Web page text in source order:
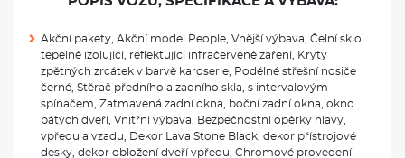
Akční pakety, Akční model People, Vnější výbava, Čelní sklo
tepelně izolující, reflektující infračervené záření, Kryty
zpětných zrcátek v barvě karoserie, Podélné střešní nosiče
černé, Stěrač předního a zadního skla, s intervalovým
spínačem, Zatmavená zadní okna, boční zadní okna, okno
pátých dveří, Vnitřní výbava, Bezpečnostní opěrky hlavy,
vpředu a vzadu, Dekor Lava Stone Black, dekor přístrojové
desky, dekor obložení dveří vpředu, Chromové provedení